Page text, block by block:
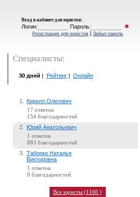
Вход в кабинет для юристов:
Логин: Пароль:
Регистрация для юристов | Забыл пароль
Специалисты:
30 дней Рейтинг Онлайн
1. Кирилл Олегович
17 ответов
154 благодарностей
2. Юрий Анатольевич
1 ответов
883 благодарностей
3.
Таборко Наталья
Викторовна
1 ответов
0 благодарностей
Все юристы (1160 )